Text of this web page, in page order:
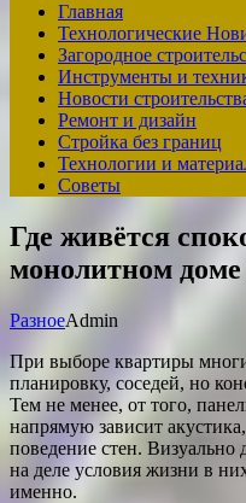
Главная
Технологические
Загородное
Инструменты и
Новости
Ремонт и дизайн
Стройка без границ
Технологии и
Советы
Где живётся
монолитном
РазноеAdmin
При выборе квартиры
планировку, соседей, но
Тем не менее, от того,
напрямую зависит
поведение стен.
на деле условия жизни в
именно.